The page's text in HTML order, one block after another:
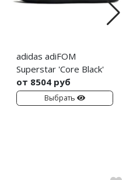
adidas adiFOM
Superstar 'Core Black'
от 8504 руб
Выбрать